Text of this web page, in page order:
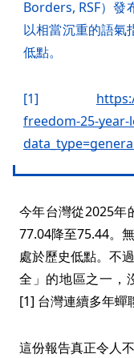
Borders, RSF）發
以相當沉重的語氣
低點。
[1]
freedom-25-year-
今年台灣從2025年
77.04降至75.44。
處於歷史低點。不
全」的地區之一，
[1] 台灣連續多年蟬
這份報告真正令人